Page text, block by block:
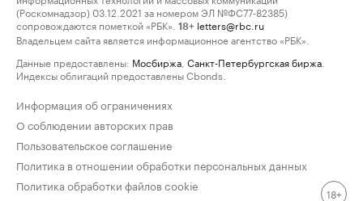
(Роскомнадзор) 03.12.2021 за номером ЭЛ №ФС77-82385)
сопровождаются пометкой «РБК».
18+ letters@rbc.ru
Владельцем сайта является информационное агентство «РБК».
Данные предоставлены: Мосбиржа Санкт-Петербургская биржа
Индексы облигаций предоставлены Cbonds.
Информация об ограничениях
О соблюдении авторских прав
Пользовательское соглашение
Политика в отношении обработки персональных данных
Политика обработки файлов cookie
18+